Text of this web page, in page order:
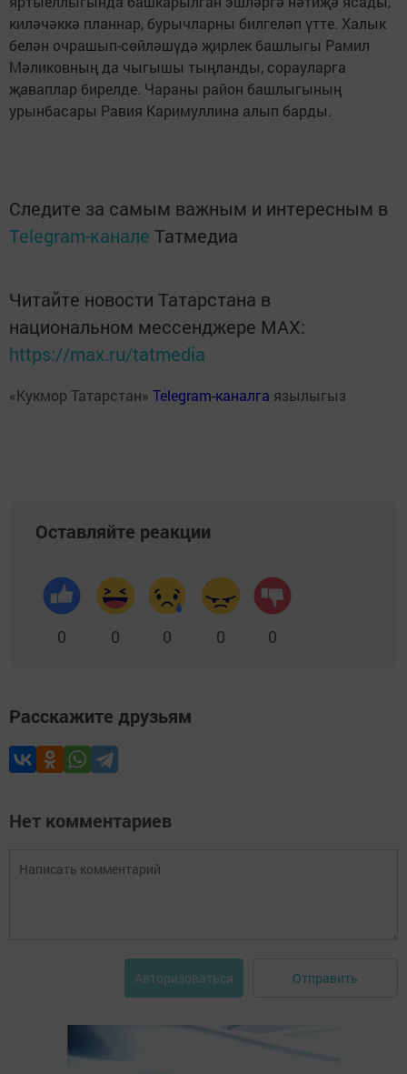
киләчәккә планнар, бурычларны билгеләп үтте. Халык
белән очрашып-сөйләшүдә җирлек башлыгы Рамил
Мәликовның да чыгышы тыңланды, сорауларга
җаваплар бирелде. Чараны район башлыгының
урынбасары Равия Каримуллина алып барды.
Следите за самым важным и интересным в
Telegram-канале Татмедиа
Читайте новости Татарстана в
национальном мессенджере MАХ:
https://max.ru/tatmedia
«Кукмор Татарстан» Telegram-каналга язылыгыз
Оставляйте реакции
0 0 0 0 0
Расскажите друзьям
Нет комментариев
Авторизоваться Отправить